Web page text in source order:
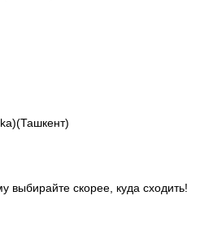
выбирайте скорее, куда сходить!